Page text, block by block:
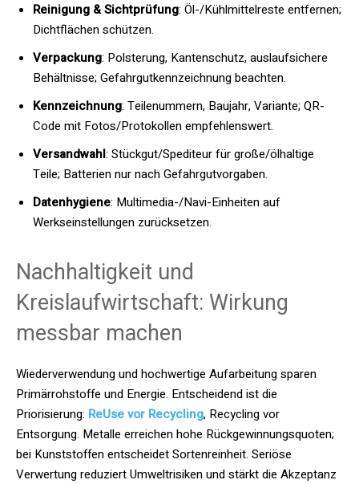
Reinigung & Sichtprüfung: Öl-/Kühlmittelreste entfernen;
Dichtflächen schützen.
Verpackung: Polsterung, Kantenschutz, auslaufsichere
Behältnisse; Gefahrgutkennzeichnung beachten.
Kennzeichnung: Teilenummern, Baujahr, Variante; QR-
Code mit Fotos/Protokollen empfehlenswert.
Versandwahl: Stückgut/Spediteur für große/ölhaltige
Teile; Batterien nur nach Gefahrgutvorgaben.
Datenhygiene: Multimedia-/Navi-Einheiten auf
Werkseinstellungen zurücksetzen.
Nachhaltigkeit und
Kreislaufwirtschaft: Wirkung
messbar machen
Wiederverwendung und hochwertige Aufarbeitung sparen
Primärrohstoffe und Energie. Entscheidend ist die
Priorisierung: ReUse vor Recycling, Recycling vor
Entsorgung. Metalle erreichen hohe Rückgewinnungsquoten;
bei Kunststoffen entscheidet Sortenreinheit. Seriöse
Verwertung reduziert Umweltrisiken und stärkt die Akzeptanz